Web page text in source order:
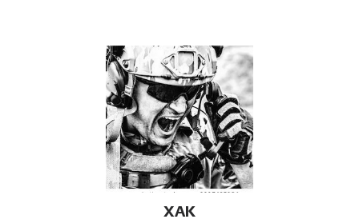
XAK